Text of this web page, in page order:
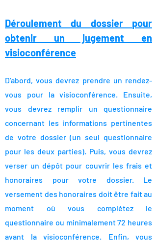
Déroulement du dossier pour
obtenir un jugement en
visioconférence
D'abord, vous devrez prendre un rendez-
vous pour la visioconférence. Ensuite,
vous devrez remplir un questionnaire
concernant les informations pertinentes
de votre dossier (un seul questionnaire
pour les deux parties). Puis, vous devrez
verser un dépôt pour couvrir les frais et
honoraires pour votre dossier. Le
versement des honoraires doit être fait au
moment où vous complétez le
questionnaire ou minimalement 72 heures
avant la visioconférence. Enfin, vous